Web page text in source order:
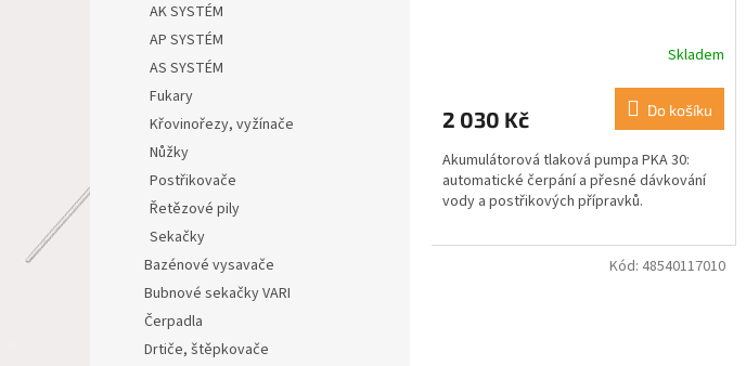
AK SYSTÉM
AP SYSTÉM
AS SYSTÉM
Fukary
Křovinořezy, vyžínače
Nůžky
Postřikovače
Řetězové pily
Sekačky
Bazénové vysavače
Bubnové sekačky VARI
Čerpadla
Drtiče, štěpkovače
Skladem
2 030 Kč Do košíku
Akumulátorová tlaková pumpa PKA 30:
automatické čerpání a přesné dávkování
vody a postřikových přípravků.
Kód: 48540117010